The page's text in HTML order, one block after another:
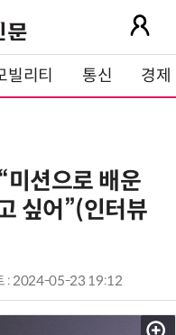
빌리티 통신 경제
미션으로 배운
싶어”(인터뷰
: 2024-05-23 19:12